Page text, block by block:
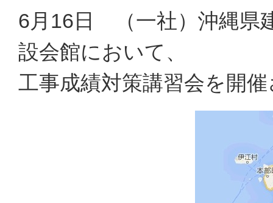
6月16日 （一社）沖縄県
設会館において、
工事成績対策講習会を開